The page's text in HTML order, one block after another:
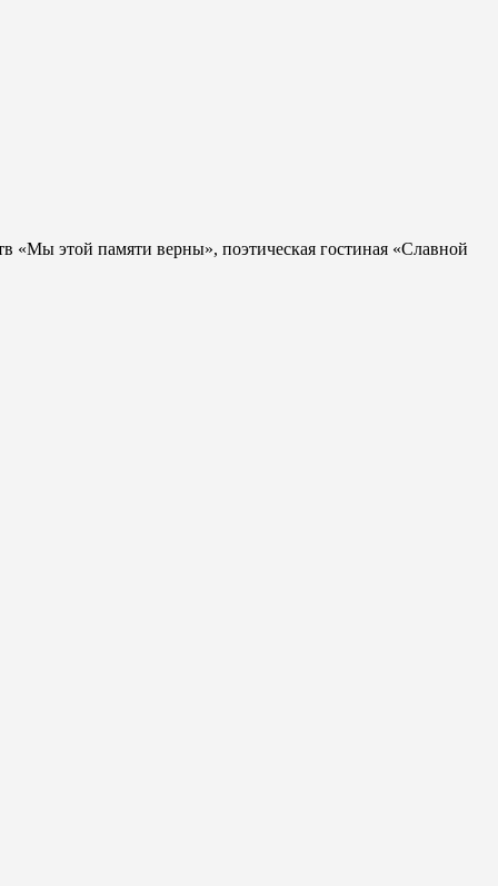
«Мы этой памяти верны», поэтическая гостиная «Славной